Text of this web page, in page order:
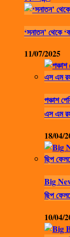
‘সনাতন’ থেকে
11/07/2025
পঞ্চাশ
এস এম
18/04/
Big
ছিপ
10/04/